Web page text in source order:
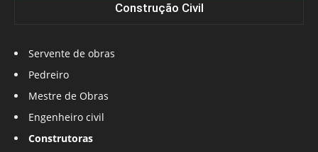
Construção Civil
Servente de obras
Pedreiro
Mestre de Obras
Engenheiro civil
Construtoras